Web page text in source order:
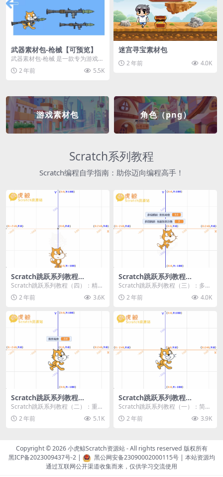
武器素材包-枪械【可预览】
武器素材包-枪械 是一款专为游戏开
发者和创作者设计的素材包，包含
多种高质量的枪械...
2 年前 5.5K
迷宫寻宝素材包
2 年前 4.0K
游戏素材包 角色（png）
Scratch系列教程
Scratch编程自学指南：助你迈向编程高手！
Scratch跳跃系列教程
（四）：精准着陆
Scratch跳跃系列教程（四）：精准
着陆 作者：小虎鲸Scratch资源站
... 2 年前 3.6K
Scratch跳跃系列教程
（三）：多段跳跃
Scratch跳跃系列教程（三）：多段
跳跃 作者：小虎鲸Scratch资源站
连...2 年前 4.0K
Scratch跳跃系列教程
（二）：重力跳跃
Scratch跳跃系列教程（二）：重力
跳跃 作者：小虎鲸Scratch资源站
按...2 年前 5.1K
Scratch跳跃系列教程
（一）：简单跳跃
Scratch跳跃系列教程（一）：简单
跳跃 作者：小虎鲸Scratch资源站
按...2 年前 3.9K
Copyright © 2026小虎鲸Scratch资源站- All rights reserved 版权所有
黑ICP备2023009437号-2| 黑公网安备23090002000115号| 本站资源均
通过互联网公开渠道收集而来，仅供学习交流使用